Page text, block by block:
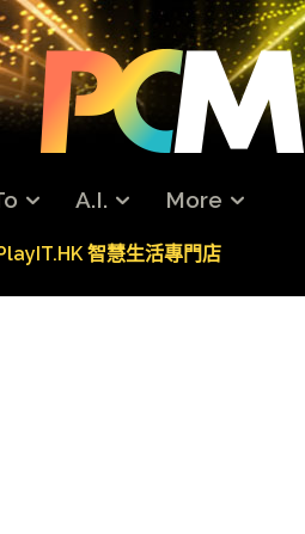
A.I. More
智慧生活專門店